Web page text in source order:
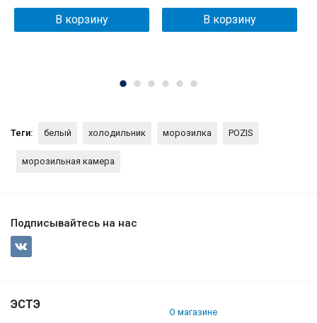
В корзину В корзину
Теги: белый холодильник морозилка POZIS
морозильная камера
Подписывайтесь на нас
ЭСТЭ
О магазине